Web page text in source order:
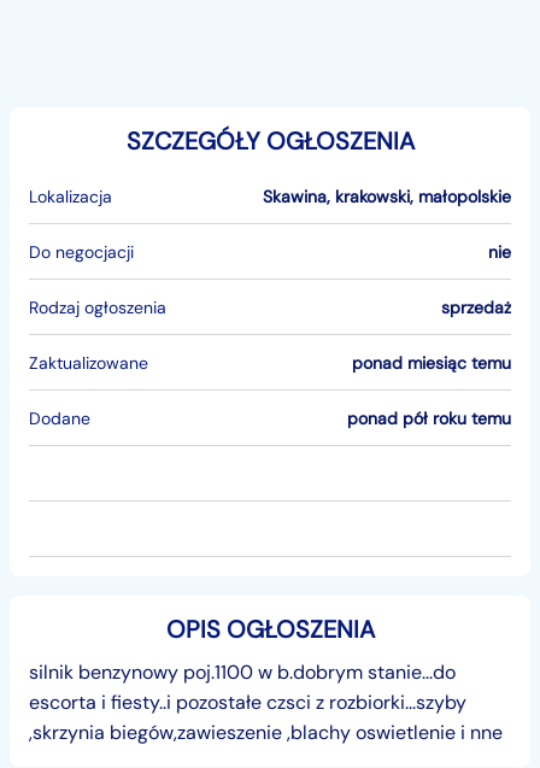
SZCZEGÓŁY OGŁOSZENIA
Lokalizacja Skawina, krakowski, małopolskie
Do negocjacji nie
Rodzaj ogłoszenia sprzedaż
Zaktualizowane ponad miesiąc temu
Dodane ponad pół roku temu
OPIS OGŁOSZENIA
silnik benzynowy poj.1100 w b.dobrym stanie...do
escorta i fiesty..i pozostałe czsci z rozbiorki...szyby
,skrzynia biegów,zawieszenie ,blachy oswietlenie i nne